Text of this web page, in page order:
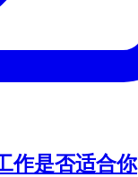
作是否适合你